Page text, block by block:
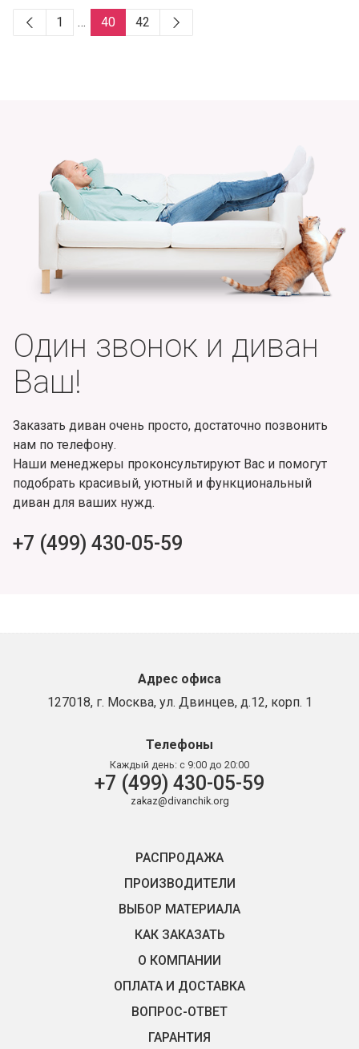
1 … 40 42
Один звонок и диван
Ваш!
Заказать диван очень просто, достаточно позвонить
нам по телефону.
Наши менеджеры проконсультируют Вас и помогут
подобрать красивый, уютный и функциональный
диван для ваших нужд.
+7 (499) 430-05-59
Адрес офиса
127018, г. Москва, ул. Двинцев, д.12, корп. 1
Телефоны
Каждый день: с 9:00 до 20:00
+7 (499) 430-05-59
zakaz@divanchik.org
РАСПРОДАЖА
ПРОИЗВОДИТЕЛИ
ВЫБОР МАТЕРИАЛА
КАК ЗАКАЗАТЬ
О КОМПАНИИ
ОПЛАТА И ДОСТАВКА
ВОПРОС-ОТВЕТ
ГАРАНТИЯ